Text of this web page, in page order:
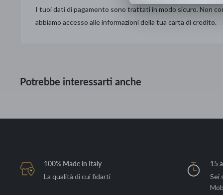
Tessuto: Dakar 11 cat. F
I tuoi dati di pagamento sono trattati in modo sicuro. Non
abbiamo accesso alle informazioni della tua carta di credito.
Potrebbe interessarti anche
100% Made in Italy
La qualità di cui fidarti
15
Sei